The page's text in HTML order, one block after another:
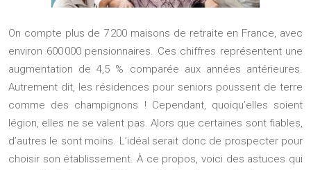
On compte plus de 7 200 maisons de retraite en France, avec
environ 600 000 pensionnaires. Ces chiffres représentent une
augmentation de 4,5 % comparée aux années antérieures.
Autrement dit, les résidences pour seniors poussent de terre
comme des champignons ! Cependant, quoiqu’elles soient
légion, elles ne se valent pas. Alors que certaines sont fiables,
d’autres le sont moins. L’idéal serait donc de prospecter pour
choisir son établissement. À ce propos, voici des astuces qui